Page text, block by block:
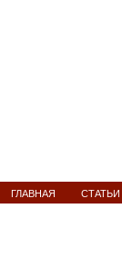
ГЛАВНАЯ СТАТЬИ